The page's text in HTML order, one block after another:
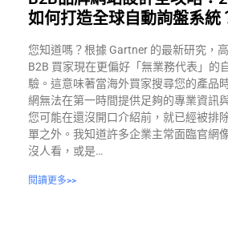
如何打造全球自動詢盤系統
您知道嗎？根據 Gartner 的最新研究，
B2B 買家現在更偏好「無業務代表」的
驗。這意味著當海外買家搜尋您的產品
網無法在第一時間提供足夠的專業資訊
您可能在還沒開口介紹前，就已經被排
單之外。我知道許多企業主常面臨官網
沒人看，或是…
閱讀更多>>